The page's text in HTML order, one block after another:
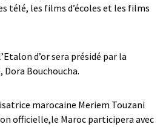
télé, les films d’écoles et les films
d’or sera présidé par la
Bouchoucha.
marocaine Meriem Touzani
officielle,le Maroc participera avec